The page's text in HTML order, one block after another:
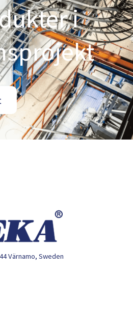
i
Värnamo, Sweden